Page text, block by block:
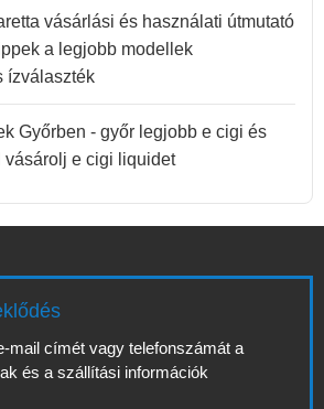
vásárlási és használati útmutató
a legjobb modellek
ízválaszték
Győrben - győr legjobb e cigi és
vásárolj e cigi liquidet
mail címét vagy telefonszámát a
és a szállítási információk